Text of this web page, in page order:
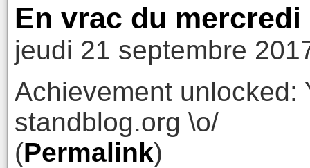
En vrac du
jeudi 21 septembre
Achievement unlocked:
standblog.org \o/
(Permalink)